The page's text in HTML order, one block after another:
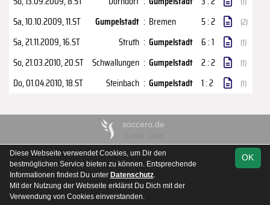
Sa, 10.10.2009, 11.ST Gumpelstadt : Bremen 5 : 2 (2)
Sa, 21.11.2009, 16.ST Struth : Gumpelstadt 6 : 1 (1)
So, 21.03.2010, 20.ST Schwallungen : Gumpelstadt 2 : 2 (1)
Do, 01.04.2010, 18.ST Steinbach : Gumpelstadt 1 : 2 (1)
soccero.de
Kontakt Impressum Datenschutz OK
Diese Webseite verwendet Cookies, um Dir den
bestmöglichen Service bieten zu können. Entsprechende
Informationen findest Du unter Datenschutz.
Mit der Nutzung der Webseite erklärst Du Dich mit der
Verwendung von Cookies einverstanden.